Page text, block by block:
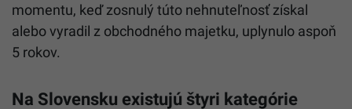
momentu, keď zosnulý túto nehnuteľnosť získal
alebo vyradil z obchodného majetku, uplynulo aspoň
5 rokov.
Na Slovensku existujú štyri kategórie